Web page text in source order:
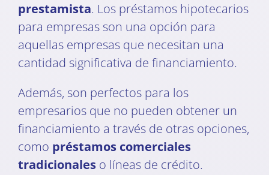
prestamista. Los préstamos hipotecarios
para empresas son una opción para
aquellas empresas que necesitan una
cantidad significativa de financiamiento.
Además, son perfectos para los
empresarios que no pueden obtener un
financiamiento a través de otras opciones,
como préstamos comerciales
tradicionaleso líneas de crédito.